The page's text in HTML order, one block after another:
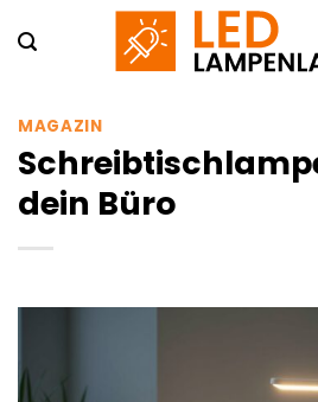
Inhalt
MAGAZIN
dein Büro